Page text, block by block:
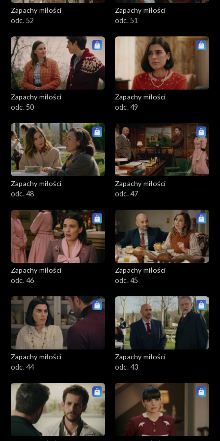
Zapachy miłości
odc. 52
Zapachy miłości
odc. 51
Zapachy miłości
odc. 50
Zapachy miłości
odc. 49
Zapachy miłości
odc. 48
Zapachy miłości
odc. 47
Zapachy miłości
odc. 46
Zapachy miłości
odc. 45
Zapachy miłości
odc. 44
Zapachy miłości
odc. 43